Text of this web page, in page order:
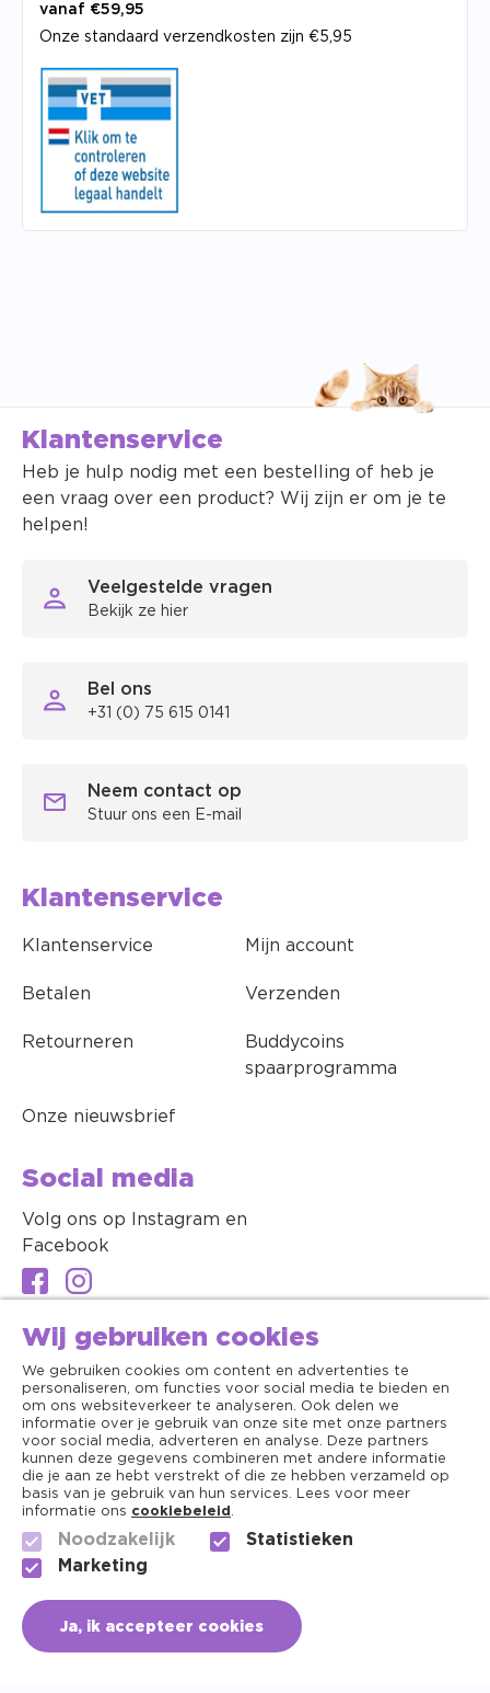
vanaf €59,95
Onze standaard verzendkosten zijn €5,95
Klantenservice
Heb je hulp nodig met een bestelling of heb je
een vraag over een product? Wij zijn er om je te
helpen!
Veelgestelde vragen
Bekijk ze hier
Bel ons
+31 (0) 75 615 0141
Neem contact op
Stuur ons een E-mail
Klantenservice
Klantenservice Mijn account
Betalen Verzenden
Retourneren
Buddycoins
spaarprogramma
Onze nieuwsbrief
Social media
Volg ons op Instagram en
Facebook
Algemene voorwaarden
Privacy
Wij gebruiken cookies
We gebruiken cookies om content en advertenties te
personaliseren, om functies voor social media te bieden en
om ons websiteverkeer te analyseren. Ook delen we
informatie over je gebruik van onze site met onze partners
voor social media, adverteren en analyse. Deze partners
kunnen deze gegevens combineren met andere informatie
die je aan ze hebt verstrekt of die ze hebben verzameld op
basis van je gebruik van hun services. Lees voor meer
informatie ons cookiebeleid .
Noodzakelijk
Statistieken
Marketing
Ja, ik accepteer cookies